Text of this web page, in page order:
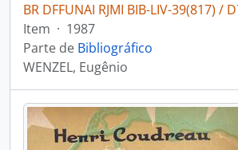
BR DFFUNAI RJMI BIB-LIV-39(817) /
Item · 1987
Parte de Bibliográfico
WENZEL, Eugênio